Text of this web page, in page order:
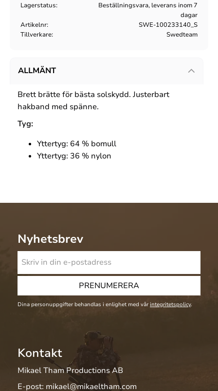
Lagerstatus
Beställningsvara, leverans inom 7
dagar
Artikelnr
SWE-100233140_S
Tillverkare
Swedteam
ALLMÄNT
Brett brätte för bästa solskydd. Justerbart
hakband med spänne.
Tyg:
Yttertyg: 64 % bomull
Yttertyg: 36 % nylon
Nyhetsbrev
PRENUMERERA
Dina personuppgifter behandlas i enlighet med vår integritetspolicy.
Kontakt
Mikael Tham Productions AB
E-post: mikael@mikaeltham.com